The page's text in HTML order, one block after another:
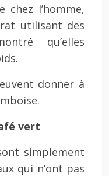
chez l’homme,
utilisant des
qu’elles
donner à
vert
simplement
qui n’ont pas